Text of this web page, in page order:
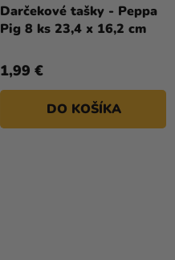
Darčekové tašky - Peppa
Pig 8 ks 23,4 x 16,2 cm
1,99 €
DO KOŠÍKA